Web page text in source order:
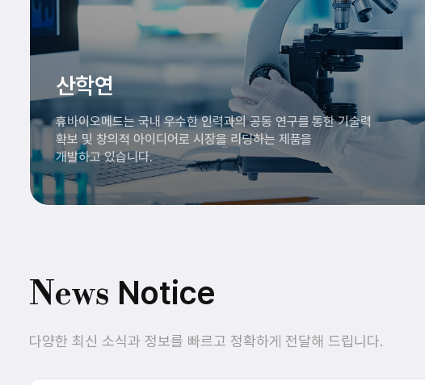
산학연
휴바이오메드는 국내 우수한 인력과의 공동 연구를 통한 기술력
확보 및 창의적 아이디어로 시장을 리딩하는 제품을
개발하고 있습니다.
News Notice
다양한 최신 소식과 정보를 빠르고 정확하게 전달해 드립니다.